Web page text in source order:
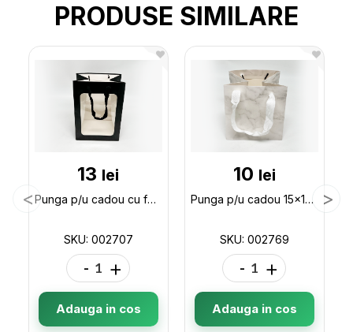
PRODUSE SIMILARE
13 lei
Punga p/u cadou cu fereastra 25*18*13 ML32-2 002707
SKU: 002707
- +
Adauga in cos
10 lei
Punga p/u cadou 15x15x15 (ML32-5) 002769
SKU: 002769
- +
Adauga in cos